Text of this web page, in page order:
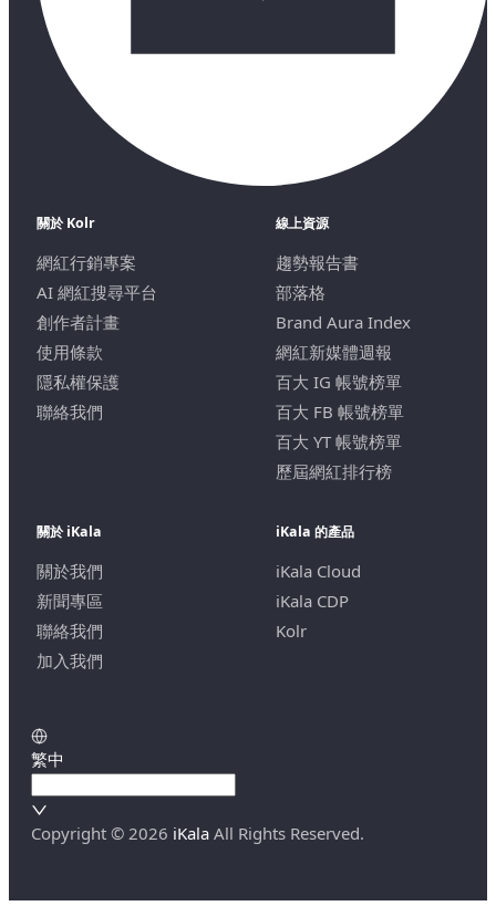
關於 Kolr
網紅行銷專案
AI 網紅搜尋平台
創作者計畫
使用條款
隱私權保護
聯絡我們
線上資源
趨勢報告書
部落格
Brand Aura Index
網紅新媒體週報
百大 IG 帳號榜單
百大 FB 帳號榜單
百大 YT 帳號榜單
歷屆網紅排行榜
關於 iKala
關於我們
新聞專區
聯絡我們
加入我們
iKala 的產品
iKala Cloud
iKala CDP
Kolr
繁中
Copyright © 2026 iKala All Rights Reserved.